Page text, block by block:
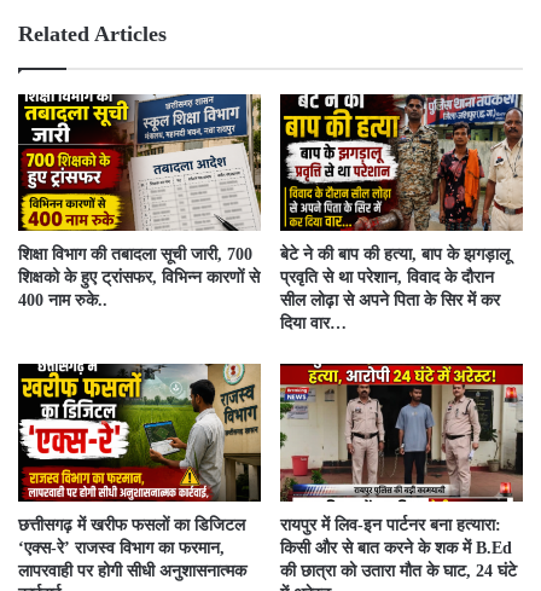
Related Articles
शिक्षा विभाग की तबादला सूची जारी, 700
शिक्षको के हुए ट्रांसफर, विभिन्न कारणों से
400 नाम रुके..
बेटे ने की बाप की हत्या, बाप के झगड़ालू
प्रवृति से था परेशान, विवाद के दौरान
सील लोढ़ा से अपने पिता के सिर में कर
दिया वार…
​छत्तीसगढ़ में खरीफ फसलों का डिजिटल
‘एक्स-रे’ राजस्व विभाग का फरमान,
लापरवाही पर होगी सीधी अनुशासनात्मक
रायपुर में लिव-इन पार्टनर बना हत्यारा:
किसी और से बात करने के शक में B.Ed
की छात्रा को उतारा मौत के घाट, 24 घंटे